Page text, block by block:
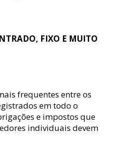
FIXO E MUITO
frequentes entre os
em todo o
e impostos que
individuais devem